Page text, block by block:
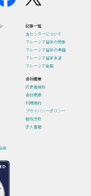
記事一覧
当センターについて
マレーシア留学の特徴
マレーシア留学の準備
マレーシア留学生活
マレーシア全般
会社概要
代表者挨拶
会社概要
利用規約
プライバシーポリシー
勧誘方針
求人情報
会